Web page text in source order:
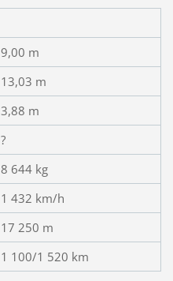
9,00 m
13,03 m
3,88 m
?
8 644 kg
1 432 km/h
17 250 m
1 100/1 520 km